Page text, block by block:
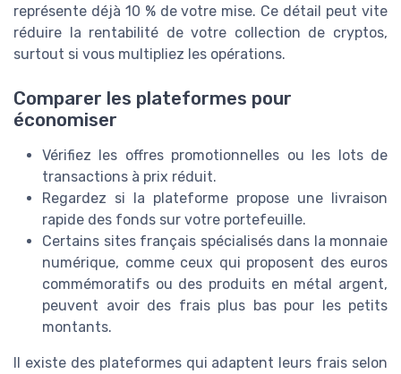
représente déjà 10 % de votre mise. Ce détail peut vite
réduire la rentabilité de votre collection de cryptos,
surtout si vous multipliez les opérations.
Comparer les plateformes pour
économiser
Vérifiez les offres promotionnelles ou les lots de
transactions à prix réduit.
Regardez si la plateforme propose une livraison
rapide des fonds sur votre portefeuille.
Certains sites français spécialisés dans la monnaie
numérique, comme ceux qui proposent des euros
commémoratifs ou des produits en métal argent,
peuvent avoir des frais plus bas pour les petits
montants.
Il existe des plateformes qui adaptent leurs frais selon